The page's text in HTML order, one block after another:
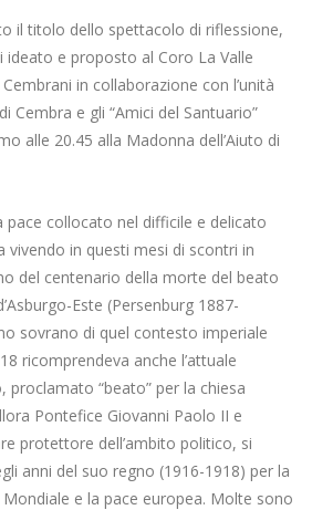
il titolo dello spettacolo di riflessione,
ideato e proposto al Coro La Valle
in collaborazione con l’unità
Cembra e gli “Amici del Santuario”
alle 20.45 alla Madonna dell’Aiuto di
pace collocato nel difficile e delicato
vivendo in questi mesi di scontri in
del centenario della morte del beato
Este (Persenburg 1887-
sovrano di quel contesto imperiale
ricomprendeva anche l’attuale
“beato” per la chiesa
Pontefice Giovanni Paolo II e
protettore dell’ambito politico, si
anni del suo regno (1916-1918) per la
e la pace europea. Molte sono